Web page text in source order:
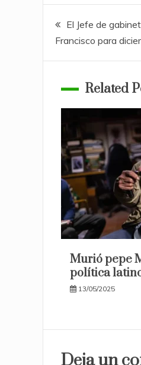
de
entradas
El Jefe de
Francisco para
Related
Murió pepe
política
13/05/2025
Deja un